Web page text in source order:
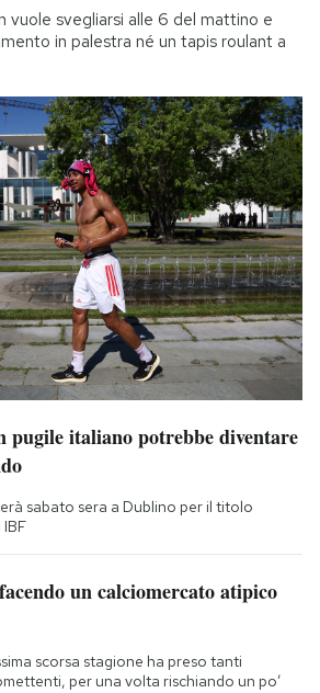
vuole svegliarsi alle 6 del mattino e
in palestra né un tapis roulant a
pugile italiano potrebbe diventare
sabato sera a Dublino per il titolo
un calciomercato atipico
scorsa stagione ha preso tanti
per una volta rischiando un po’